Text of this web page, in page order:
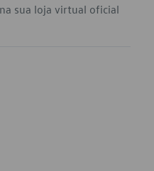
sua loja virtual oficial